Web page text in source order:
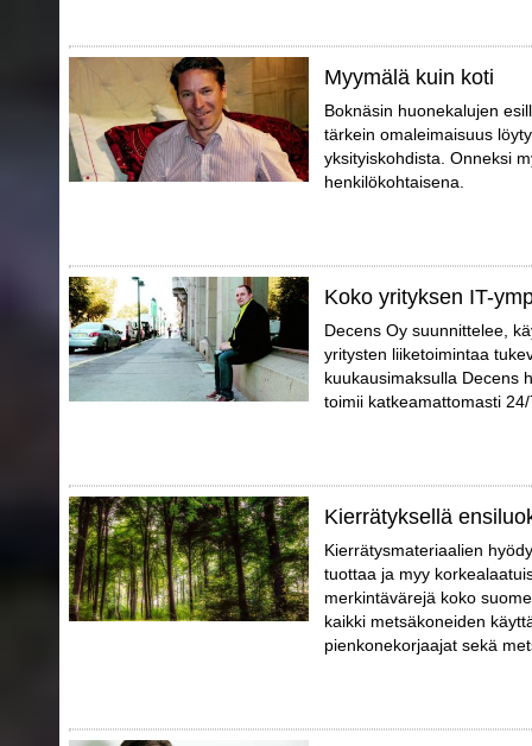
Myymälä kuin koti
Boknäsin huonekalujen
tärkein omaleimaisuus
yksityiskohdista. Onneksi
henkilökohtaisena.
Koko yrityksen IT-
Decens Oy suunnittelee,
yritysten liiketoimintaa
kuukausimaksulla Decens
toimii katkeamattomasti
Kierrätyksellä
Kierrätysmateriaalien
tuottaa ja myy
merkintävärejä koko
kaikki metsäkoneiden
pienkonekorjaajat sekä